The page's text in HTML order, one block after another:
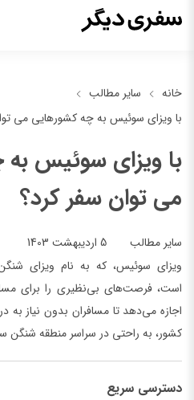
خانه
سایر مطالب
با ویزای سوئیس به چه کشورهایی می
با ویزای سوئیس
می توان سفر کرد؟
سایر مطالب 5 اردیبهشت 1403
ویزای سوئیس، که به نام ویزای
است، فرصت‌های بی‌نظیری را برای
اجازه می‌دهد تا مسافران بدون نیاز به
کشور، به راحتی در سراسر منطقه شنگن
دسترسی سریع